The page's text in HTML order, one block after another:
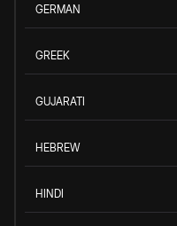
GERMAN
GREEK
GUJARATI
HEBREW
HINDI